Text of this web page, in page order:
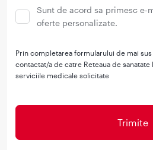
Sunt de acord sa primesc e-
oferte personalizate.
Prin completarea formularului de mai
contactat/a de catre Reteaua de sanatate
serviciile medicale solicitate